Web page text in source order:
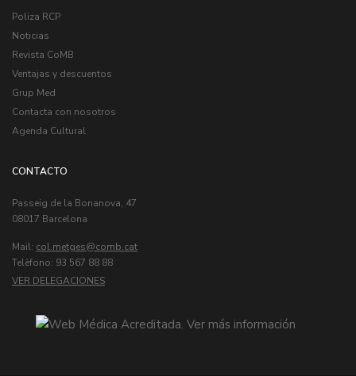
Poliza RCP
Noticias
Revista CoMB
Ventajas y descuentos
Grup Med
Contacta con nosotros
Agenda Cultural
CONTACTO
Passeig de la Bonanova, 47
08017 Barcelona
Mail: col.metges
Telèfono: 93 567 88 88
VER DELEGACIONES